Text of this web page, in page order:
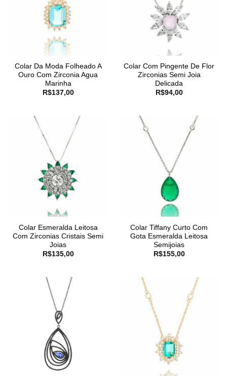
Colar Da Moda Folheado A
Ouro Com Zirconia Agua
Marinha
R$137,00
Colar Com Pingente De Flor
Zirconias Semi Joia
Delicada
R$94,00
Colar Esmeralda Leitosa
Com Zirconias Cristais Semi
Joias
R$135,00
Colar Tiffany Curto Com
Gota Esmeralda Leitosa
Semijoias
R$155,00